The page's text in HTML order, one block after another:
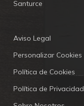
Santurce
Aviso Legal
Personalizar Cookies
Política de Cookies
Política de Privacidad